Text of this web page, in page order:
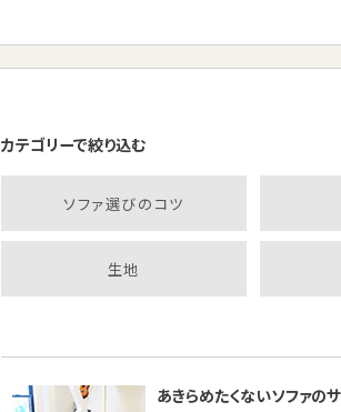
カテゴリーで絞り込む
ソファ選びのコツ
生地
あきらめたくないソファの